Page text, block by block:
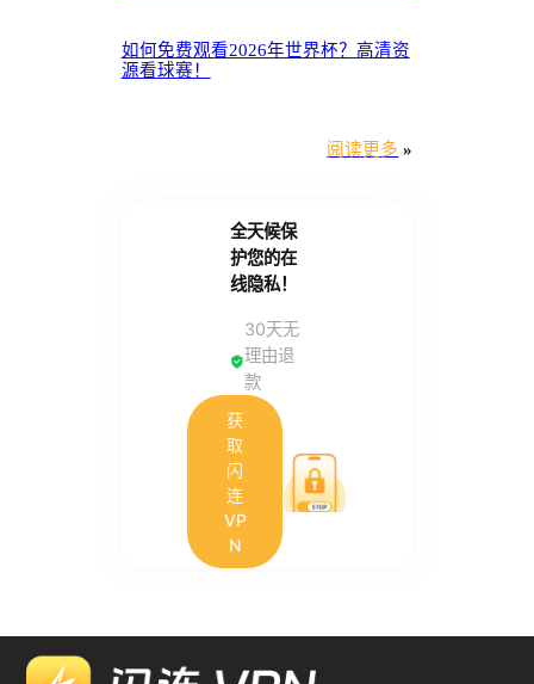
如何免费观看2026年世界杯？高清资
源看球赛！
阅读更多 »
全天候保
护您的在
线隐私！
30天无
理由退
款
获
取
闪
连
VP
N